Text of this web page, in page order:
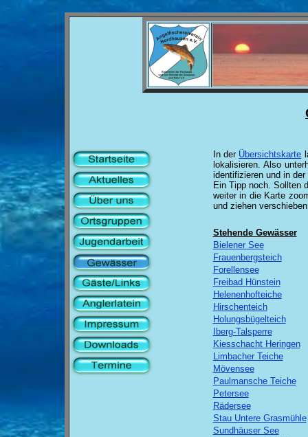
In der Übersichtskarte
lokalisieren. Also
identifizieren und in
Ein Tipp noch. Sollten
weiter in die Karte
und ziehen
Stehende Gewässer
Bielener See
Frauenbergsteich
Forellensee
Freibad Hünstein
Helenenhofteiche
Hirschenteich
Holungsbügelteich
Iberg-Talsperre
Kiesschacht Heringen
Limbacher Teiche
Mövensee
Paulmansche Teiche
Petersee
Rädersee
Stau Untere Grasmühle
Sundhäuser See